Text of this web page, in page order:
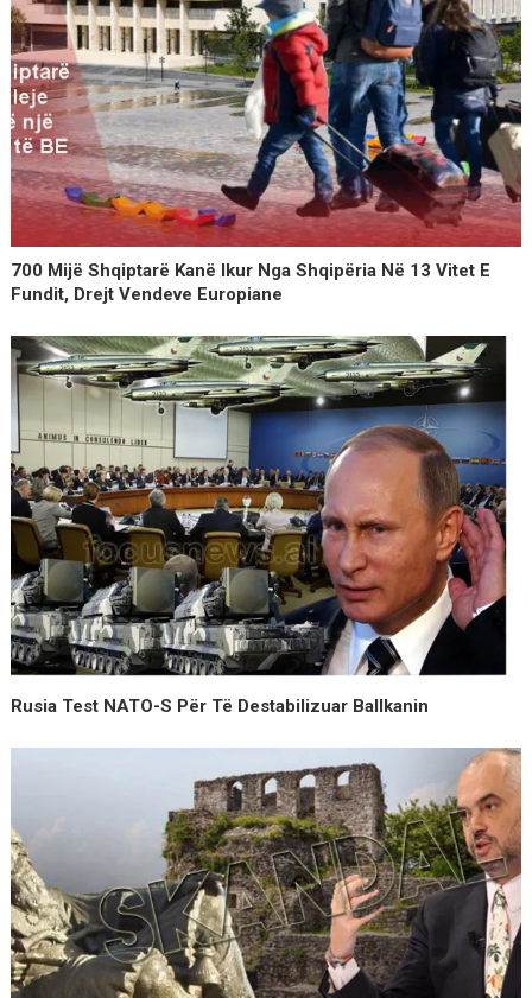
700 Mijë Shqiptarë Kanë Ikur Nga Shqipëria Në 13 Vitet E
Fundit, Drejt Vendeve Europiane
Rusia Test NATO-S Për Të Destabilizuar Ballkanin